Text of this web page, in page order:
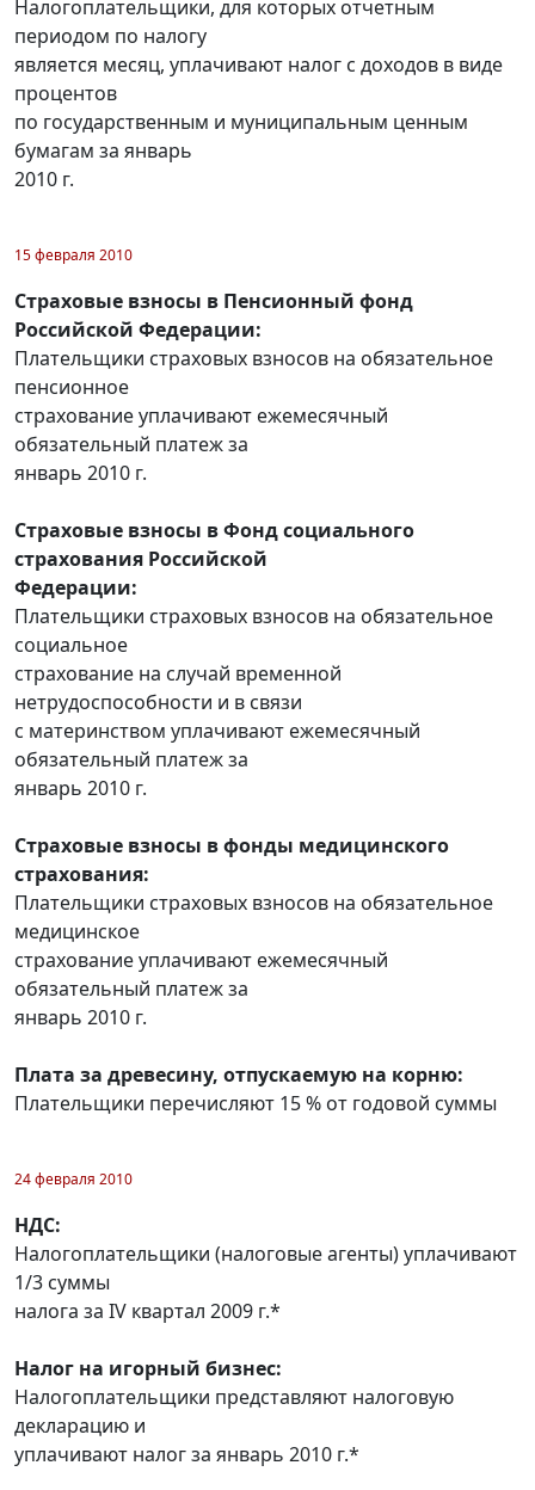
Налогоплательщики, для которых отчетным
периодом по налогу
является месяц, уплачивают налог с доходов в виде
процентов
по государственным и муниципальным ценным
бумагам за январь
2010 г.
15 февраля 2010
Страховые взносы в Пенсионный фонд
Российской Федерации:
Плательщики страховых взносов на обязательное
пенсионное
страхование уплачивают ежемесячный
обязательный платеж за
январь 2010 г.
Страховые взносы в Фонд социального
страхования Российской
Федерации:
Плательщики страховых взносов на обязательное
социальное
страхование на случай временной
нетрудоспособности и в связи
с материнством уплачивают ежемесячный
обязательный платеж за
январь 2010 г.
Страховые взносы в фонды медицинского
страхования:
Плательщики страховых взносов на обязательное
медицинское
страхование уплачивают ежемесячный
обязательный платеж за
январь 2010 г.
Плата за древесину, отпускаемую на корню:
Плательщики перечисляют 15 % от годовой суммы
24 февраля 2010
НДС:
Налогоплательщики (налоговые агенты) уплачивают
1/3 суммы
налога за IV квартал 2009 г.*
Налог на игорный бизнес:
Налогоплательщики представляют налоговую
декларацию и
уплачивают налог за январь 2010 г.*